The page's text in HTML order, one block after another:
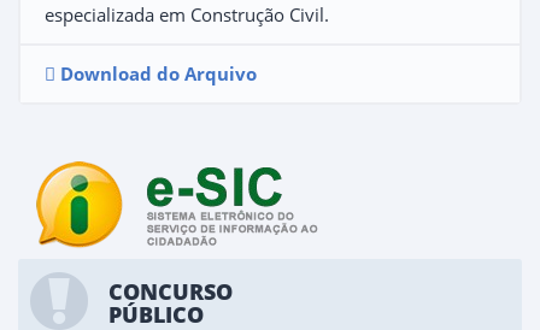
especializada em Construção Civil.
Download do Arquivo
CONCURSO
PÚBLICO